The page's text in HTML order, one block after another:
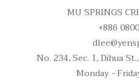
MU SPRINGS
+886
No. 234, Sec. 1, Dihua
Monday -